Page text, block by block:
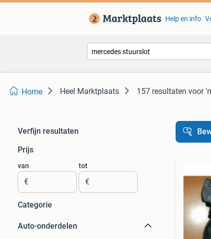
Help en info
Home Heel Marktplaats 157 resultaten voor
Verfijn resultaten
Prijs
van
€
tot
€
Categorie
Auto-onderdelen